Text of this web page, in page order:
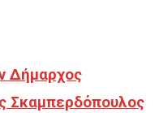
Δήμαρχος
Σκαμπερδόπουλος